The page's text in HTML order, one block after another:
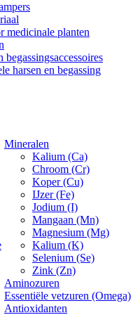
medicinale planten
harsen en begassing
Mineralen
Kalium (Ca)
Chroom (Cr)
Koper (Cu)
IJzer (Fe)
Jodium (I)
Mangaan (Mn)
Magnesium (Mg)
Kalium (K)
Selenium (Se)
Zink (Zn)
Aminozuren
Essentiële vetzuren (Omega)
Antioxidanten